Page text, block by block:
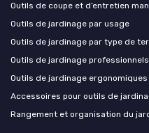
Outils de coupe et d’entretien
Outils de jardinage par usage
Outils de jardinage par type de
Outils de jardinage professionnels
Outils de jardinage ergonomiques
Accessoires pour outils de
Rangement et organisation du